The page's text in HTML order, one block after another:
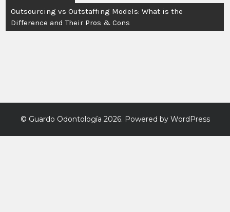
Outsourcing vs Outstaffing Models: What is the
Difference and Their Pros & Cons
© Guardo Odontología 2026. Powered by WordPress